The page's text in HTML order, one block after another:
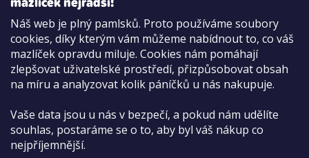
Náš web je plný pamlsků. Proto používáme soubory
cookies, díky kterým vám můžeme nabídnout to, co váš
mazlíček opravdu miluje. Cookies nám pomáhají
zlepšovat uživatelské prostředí, přizpůsobovat obsah
na míru a analyzovat kolik páníčků u nás nakupuje.
Vaše data jsou u nás v bezpečí, a pokud nám udělíte
souhlas, postaráme se o to, aby byl váš nákup co
nejpříjemnější.
Možnosti platby:
Dobírkou
Hotově i kartou na pobočce